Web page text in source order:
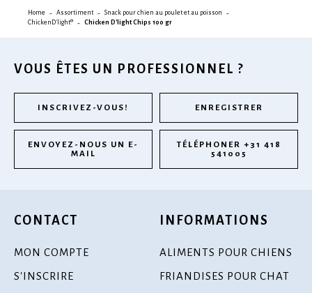
Home Assortiment
Snack pour chien au poulet et au poisson
ChickenD'light®
Chicken D'light Chips 100 gr
VOUS ÊTES UN PROFESSIONNEL ?
INSCRIVEZ-VOUS! ENREGISTRER
ENVOYEZ-NOUS UN E-
MAIL
TÉLÉPHONER +31 418
541005
CONTACT
MON COMPTE
S'INSCRIRE
INFORMATIONS
ALIMENTS POUR CHIENS
FRIANDISES POUR CHAT